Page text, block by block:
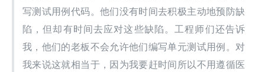
写测试用例代码。他们没有时间去积极主动地预防缺
陷，但却有时间去应对这些缺陷。工程师们还告诉
我，他们的老板不会允许他们编写单元测试用例。对
我来说这就相当于，因为我要赶时间所以不用遵循医